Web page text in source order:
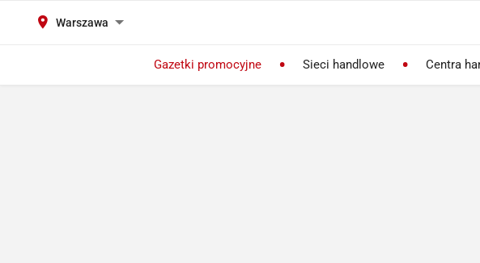
Warszawa
Gazetki promocyjne Sieci handlowe Centra